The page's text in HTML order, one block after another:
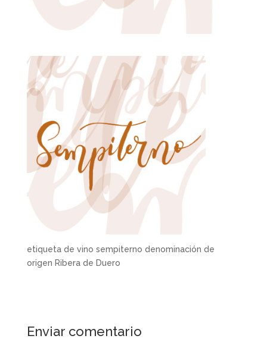
etiqueta de vino sempiterno denominación de
origen Ribera de Duero
Enviar comentario